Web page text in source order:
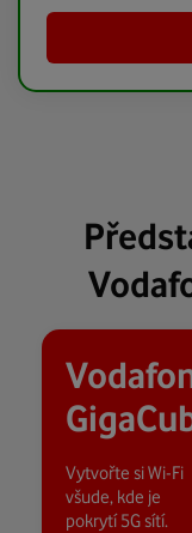
Vytvořte si Wi-Fi
všude, kde je
pokrytí 5G sítí.